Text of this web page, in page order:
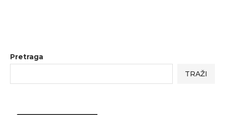
Pretraga
TRAŽI